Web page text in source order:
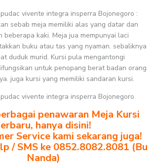
vivente integra insperra Bojonegoro :
sebab meja memiliki alas yang datar dan
beberapa kaki. Meja jua mempunyai laci
buku atau tas yang nyaman. sebaliknya
duduk murid. Kursi pula mengantongi
untuk penopang berat badan orang
juga kursi yang memiliki sandaran kursi.
vivente integra insperra Bojonegoro
penawaran Meja Kursi
hanya disini!
Service kami sekarang juga!
/ SMS ke 0852.8082.8081 (Bu
Nanda)